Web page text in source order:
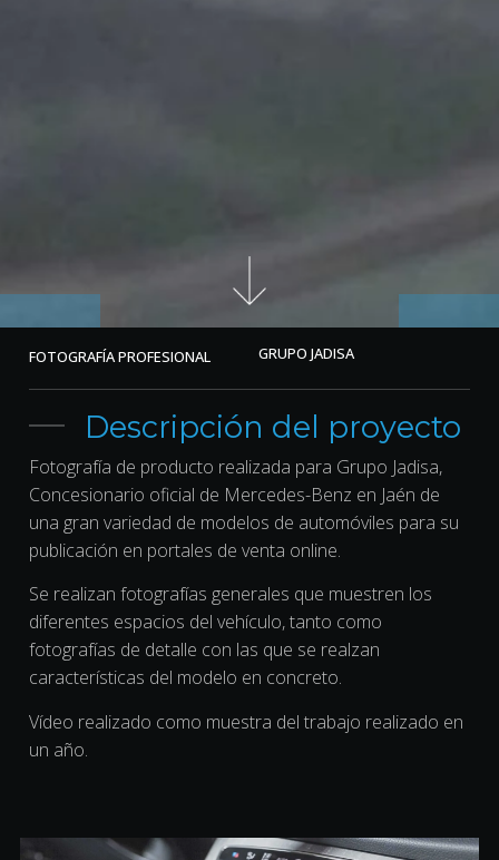
FOTOGRAFÍA PROFESIONAL GRUPO JADISA
Descripción del proyecto
Fotografía de producto realizada para Grupo Jadisa,
Concesionario oficial de Mercedes-Benz en Jaén de
una gran variedad de modelos de automóviles para su
publicación en portales de venta online.
Se realizan fotografías generales que muestren los
diferentes espacios del vehículo, tanto como
fotografías de detalle con las que se realzan
características del modelo en concreto.
Vídeo realizado como muestra del trabajo realizado en
un año.